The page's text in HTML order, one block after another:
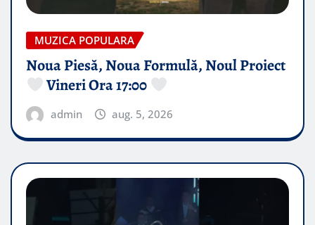
MUZICA POPULARA
Noua Piesă, Noua Formulă, Noul Proiect
Vineri Ora 17:00
admin aug. 5, 2026